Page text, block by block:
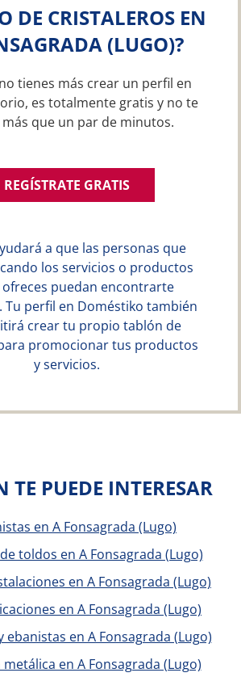
DE CRISTALEROS EN
(LUGO)?
tienes más crear un perfil en
es totalmente gratis y no te
que un par de minutos.
REGÍSTRATE GRATIS
a que las personas que
los servicios o productos
puedan encontrarte
Tu perfil en Doméstiko también
crear tu propio tablón de
promocionar tus productos
y servicios.
TE PUEDE INTERESAR
en A Fonsagrada (Lugo)
toldos en A Fonsagrada (Lugo)
en A Fonsagrada (Lugo)
en A Fonsagrada (Lugo)
ebanistas en A Fonsagrada (Lugo)
en A Fonsagrada (Lugo)